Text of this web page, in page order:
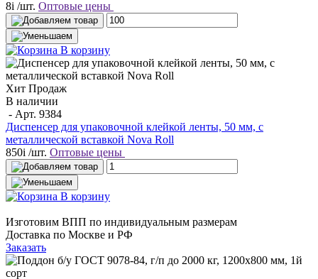
8i /шт. Оптовые цены
В корзину
Хит Продаж
В наличии
- Арт. 9384
Диспенсер для упаковочной клейкой ленты, 50 мм, с
металлической вставкой Nova Roll
850i /шт. Оптовые цены
В корзину
Изготовим ВПП по индивидуальным размерам
Доставка по Москве и РФ
Заказать